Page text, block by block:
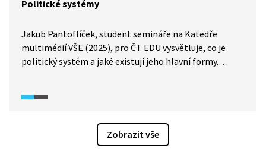
Politické systémy
Jakub Pantoflíček, student semináře na Katedře
multimédií VŠE (2025), pro ČT EDU vysvětluje, co je
politický systém a jaké existují jeho hlavní formy.
a připomíná, že podoba politického systému ovlivňuje
Zobrazit vše